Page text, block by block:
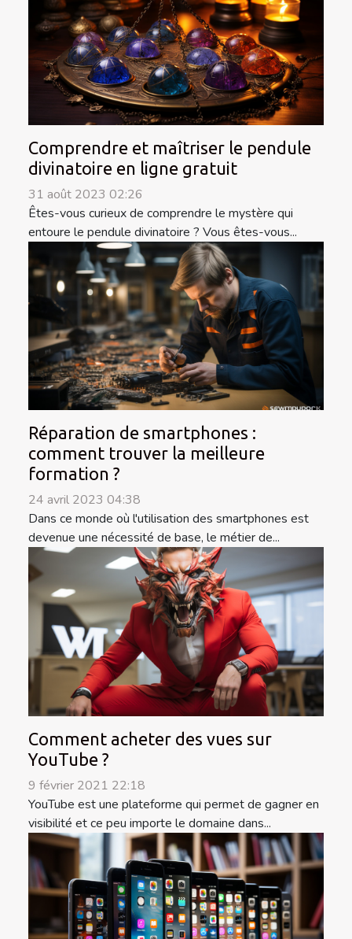
Comprendre et maîtriser le pendule
divinatoire en ligne gratuit
31 août 2023 02:26
Êtes-vous curieux de comprendre le mystère qui
entoure le pendule divinatoire ? Vous êtes-vous...
Réparation de smartphones :
comment trouver la meilleure
formation ?
24 avril 2023 04:38
Dans ce monde où l'utilisation des smartphones est
devenue une nécessité de base, le métier de...
Comment acheter des vues sur
YouTube ?
9 février 2021 22:18
YouTube est une plateforme qui permet de gagner en
visibilité et ce peu importe le domaine dans...